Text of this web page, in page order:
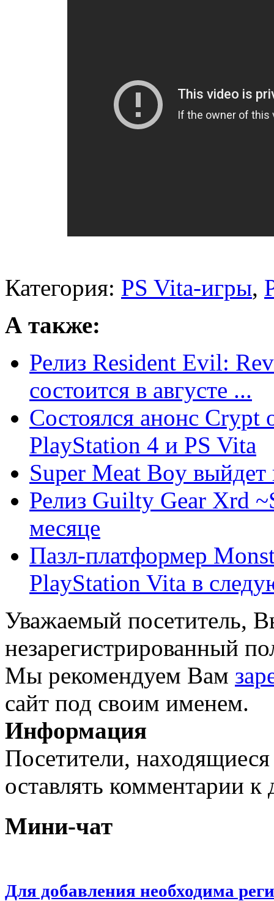
Категория: PS Vita-игры,
А также:
Релиз Resident Evil:
состоится в августе ...
Состоялся анонс Crypt
PlayStation 4 и PS Vita
Super Meat Boy выйдет
Релиз Guilty Gear Xrd
месяце
Пазл-платформер
PlayStation Vita в
Уважаемый посетитель,
незарегистрированный
Мы рекомендуем Вам
сайт под своим именем.
Информация
Посетители,
оставлять комментарии
Мини-чат
Для добавления необходима